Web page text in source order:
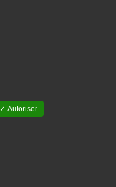
✓ Autoriser